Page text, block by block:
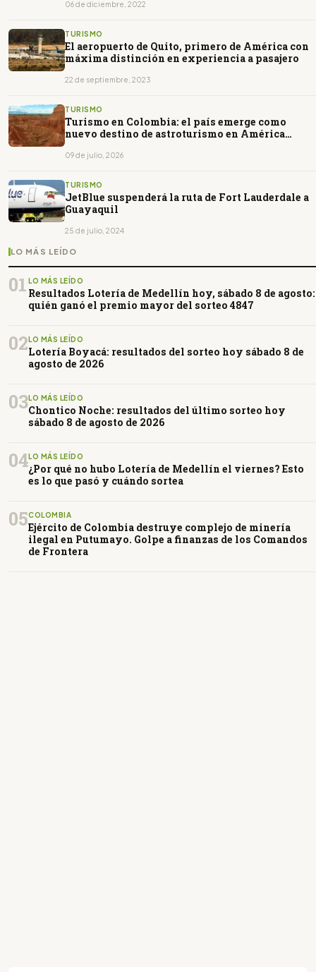
06 de diciembre, 2022
TURISMO
El aeropuerto de Quito, primero de América con
máxima distinción en experiencia a pasajero
22 de septiembre, 2023
TURISMO
Turismo en Colombia: el país emerge como
nuevo destino de astroturismo en América
09 de julio, 2026
TURISMO
JetBlue suspenderá la ruta de Fort Lauderdale a
Guayaquil
25 de julio, 2024
LO MÁS LEÍDO
01 LO MÁS LEÍDO
Resultados Lotería de Medellín hoy, sábado 8 de agosto:
quién ganó el premio mayor del sorteo 4847
02LO MÁS LEÍDO
Lotería Boyacá: resultados del sorteo hoy sábado 8 de
agosto de 2026
03LO MÁS LEÍDO
Chontico Noche: resultados del último sorteo hoy
sábado 8 de agosto de 2026
04LO MÁS LEÍDO
¿Por qué no hubo Lotería de Medellín el viernes? Esto
es lo que pasó y cuándo sortea
05COLOMBIA
Ejército de Colombia destruye complejo de minería
ilegal en Putumayo. Golpe a finanzas de los Comandos
de Frontera